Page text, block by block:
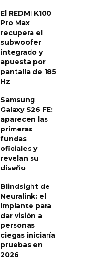
El REDMI K100
Pro Max
recupera el
subwoofer
integrado y
apuesta por
pantalla de 185
Hz
Samsung
Galaxy S26 FE:
aparecen las
primeras
fundas
oficiales y
revelan su
diseño
Blindsight de
Neuralink: el
implante para
dar visión a
personas
ciegas iniciaría
pruebas en
2026